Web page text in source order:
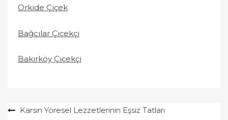
Orkide Çiçek
Bağcılar Çiçekçi
Bakırköy Çiçekçi
YazıKarsın Yöresel Lezzetlerinin Eşsiz Tatları